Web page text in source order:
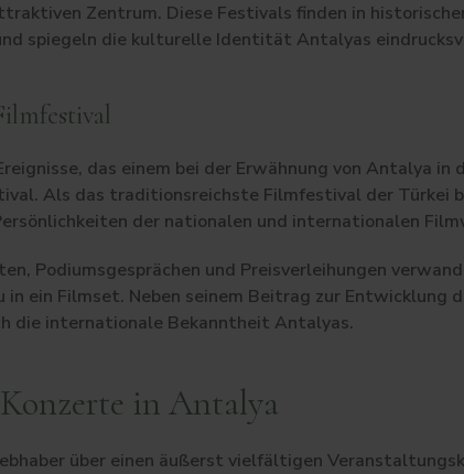
Zentrum. Diese Festivals finden in
spiegeln die kulturelle Identität Antalyas
das einem bei der Erwähnung von Antalya in
Als das traditionsreichste Filmfestival der Türkei
der nationalen und internationalen
Podiumsgesprächen und Preisverleihungen
ein Filmset. Neben seinem Beitrag zur Entwicklung
die internationale Bekanntheit Antalyas.
in Antalya
über einen äußerst vielfältigen